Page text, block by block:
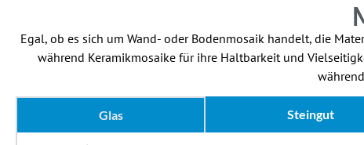
Egal, ob es sich um Wand- oder Bodenmosaik handelt, die
während Keramikmosaike für ihre Haltbarkeit und
Glas Steingut